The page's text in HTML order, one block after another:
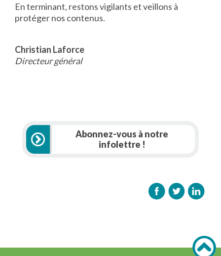
En terminant, restons vigilants et veillons à
protéger nos contenus.
Christian Laforce
Directeur général
Abonnez-vous à notre
infolettre !